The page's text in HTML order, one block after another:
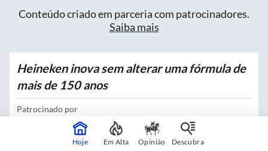
Conteúdo criado em parceria com patrocinadores.
Saiba mais
Heineken inova sem alterar uma fórmula de
mais de 150 anos
Patrocinado por
Hoje Em Alta Opinião Descubra